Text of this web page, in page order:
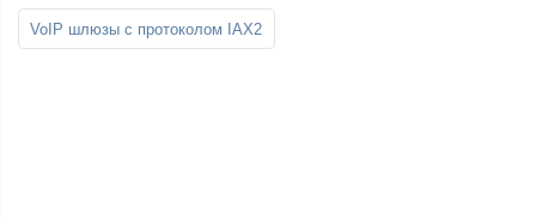
VoIP шлюзы с протоколом IAX2